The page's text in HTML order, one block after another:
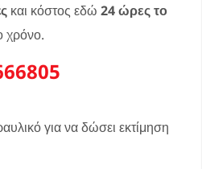
και κόστος εδώ 24 ώρες το
χρόνο.
για να δώσει εκτίμηση